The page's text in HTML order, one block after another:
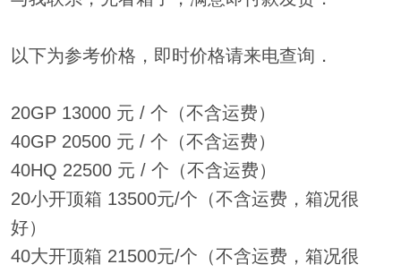
以下为参考价格，即时价格请来电查询．
20GP 13000 元 / 个（不含运费）
40GP 20500 元 / 个（不含运费）
40HQ 22500 元 / 个（不含运费）
20小开顶箱 13500元/个（不含运费，箱况很
好）
40大开顶箱 21500元/个（不含运费，箱况很